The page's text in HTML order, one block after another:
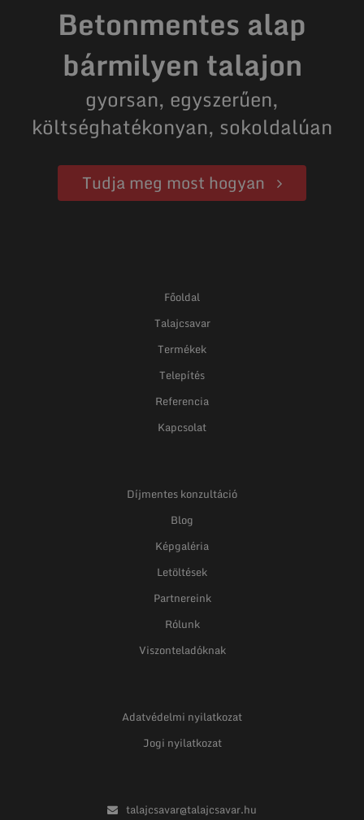
Betonmentes alap
bármilyen talajon
gyorsan, egyszerűen,
költséghatékonyan, sokoldalúan
Tudja meg most hogyan
Főoldal
Talajcsavar
Termékek
Telepítés
Referencia
Kapcsolat
Díjmentes konzultáció
Blog
Képgaléria
Letöltések
Partnereink
Rólunk
Viszonteladóknak
Adatvédelmi nyilatkozat
Jogi nyilatkozat
talajcsavar@talajcsavar.hu